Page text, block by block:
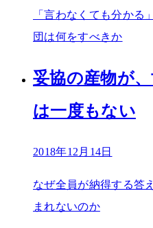
「言わなくても分かる
団は何をすべきか
妥協の産物が
は一度もない
2018年12月14日
なぜ全員が納得する答
まれないのか